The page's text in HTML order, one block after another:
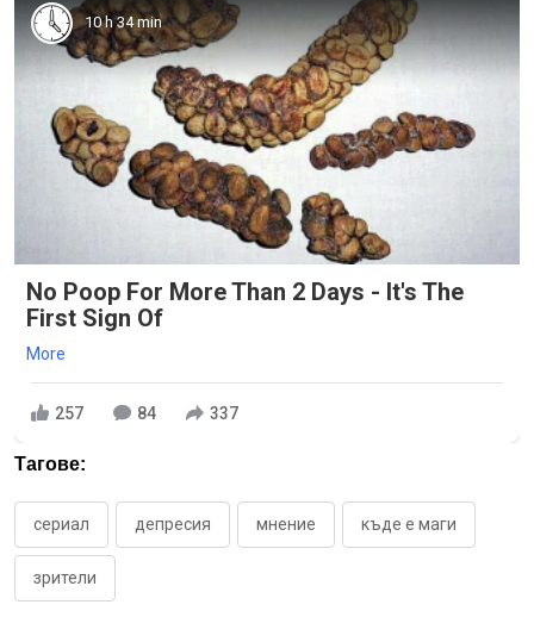
10 h 34 min
No Poop For More Than 2 Days - It's The
First Sign Of
More
257 84 337
Тагове:
сериал депресия мнение къде е маги
зрители